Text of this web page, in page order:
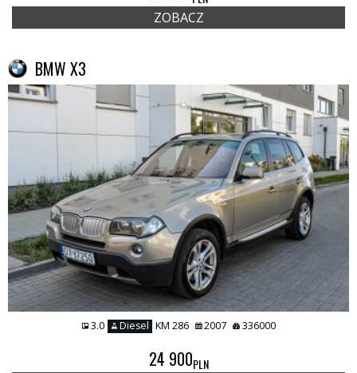
ZOBACZ
BMW X3
3.0 Diesel KM 286 2007 336000
24 900PLN